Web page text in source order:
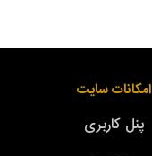
امکانات سایت
پنل کاربری